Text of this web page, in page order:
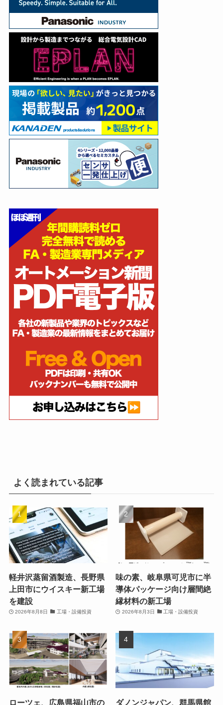
よく読まれている記事
軽井沢蒸留酒製造、長野県
上田市にウイスキー新工場
を建設
2026年8月8日 工場・設備投資
味の素、岐阜県可児市に半
導体パッケージ向け層間絶
縁材料の新工場
2026年8月3日 工場・設備投資
ローツェ、広島県福山市の
ダノンジャパン、群馬県館